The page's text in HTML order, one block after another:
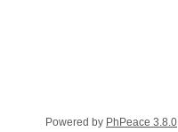
Powered by PhPeace 3.8.0